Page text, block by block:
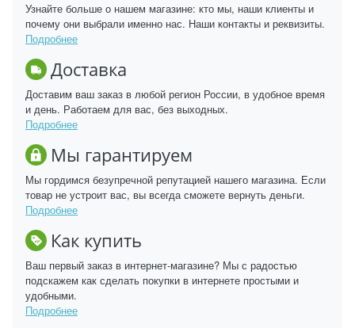
Узнайте больше о нашем магазине: кто мы, наши клиенты и
почему они выбрали именно нас. Наши контакты и реквизиты.
Подробнее
Доставка
Доставим ваш заказ в любой регион России, в удобное время
и день. Работаем для вас, без выходных.
Подробнее
Мы гарантируем
Мы гордимся безупречной репутацией нашего магазина. Если
товар не устроит вас, вы всегда сможете вернуть деньги.
Подробнее
Как купить
Ваш первый заказ в интернет-магазине? Мы с радостью
подскажем как сделать покупки в интернете простыми и
удобными.
Подробнее